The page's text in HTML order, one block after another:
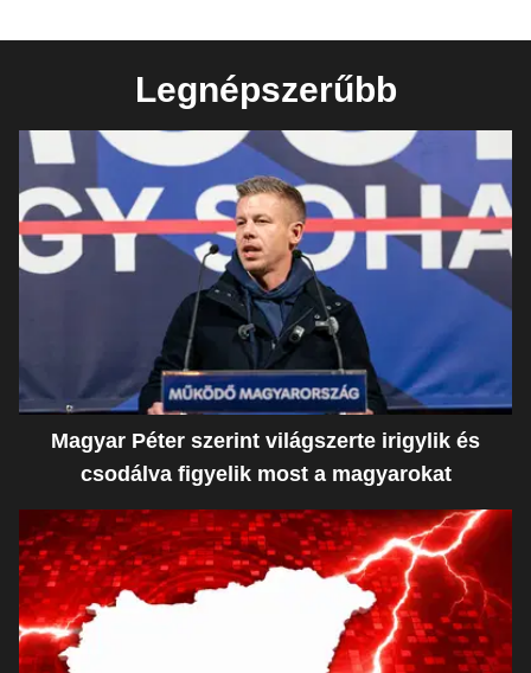
Legnépszerűbb
Magyar Péter szerint világszerte irigylik és
csodálva figyelik most a magyarokat